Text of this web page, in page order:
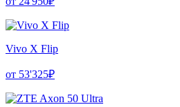
Vivo X Flip
от 53'325₽